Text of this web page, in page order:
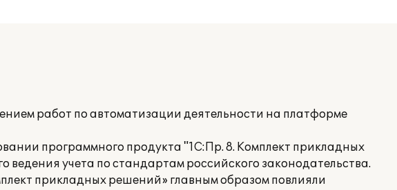
работ по автоматизации деятельности на платформе
программного продукта "1С:Пр. 8. Комплект прикладных
ведения учета по стандартам российского законодательства.
прикладных решений» главным образом повлияли